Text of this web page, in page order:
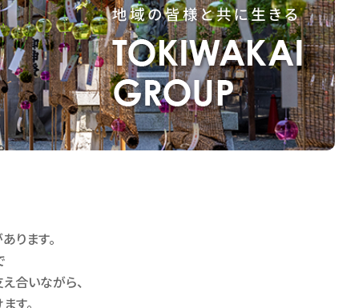
ります。
合いながら、
す。